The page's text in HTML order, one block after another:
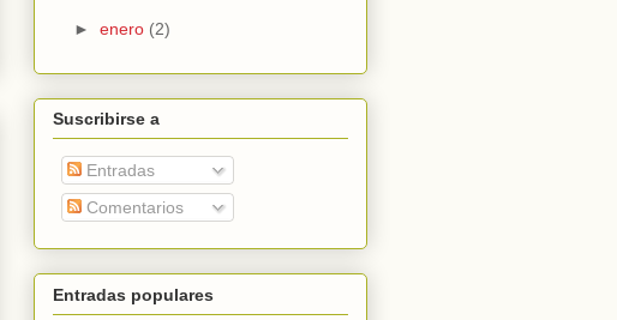
► enero (2)
Suscribirse a
Entradas
Comentarios
Entradas populares